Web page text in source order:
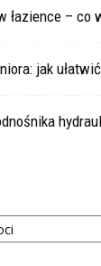
łazience – co
jak